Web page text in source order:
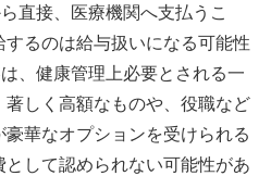
直接、医療機関へ支払うこ
るのは給与扱いになる可能性
、健康管理上必要とされる一
しく高額なものや、役職など
華なオプションを受けられる
して認められない可能性があ